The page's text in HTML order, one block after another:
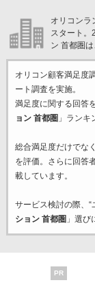
オリコンラ
スタート。
ン 首都圏
オリコン顧客満足度
ート調査を実施。
満足度に関する回答
ョン 首都圏 」ランキ
総合満足度だけでな
を評価。さらに回答
載しています。
サービス検討の際、“
ション 首都圏 」選び
PR